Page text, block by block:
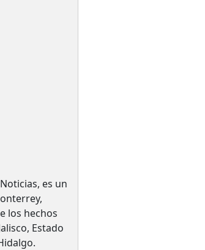
es un
los hechos
Estado